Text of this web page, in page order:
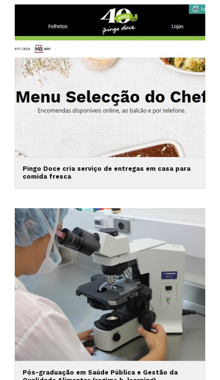
Pingo Doce cria serviço de entregas em casa para
comida fresca
Pós-graduação em Saúde Pública e Gestão da